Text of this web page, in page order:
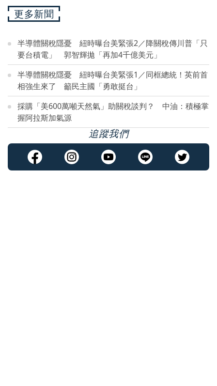
更多新聞
半導體關稅隱憂 紐時曝台美緊張2／降關稅傳川普「只
要台積電」 郭智輝拋「再加4千億美元」
半導體關稅隱憂 紐時曝台美緊張1／同框總統！英前首
相強生來了 籲民主國「勇敢挺台」
採購「美600萬噸天然氣」助關稅談判？ 中油：積極掌
握阿拉斯加氣源
追蹤我們